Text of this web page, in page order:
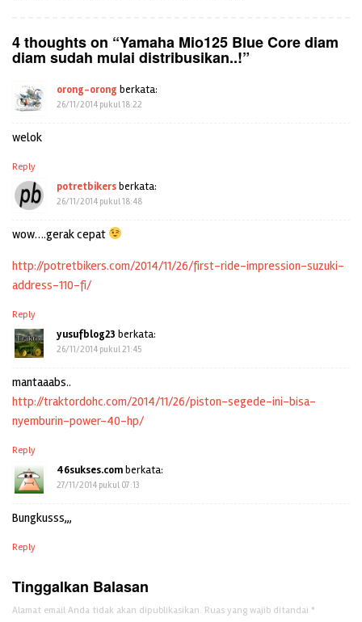
4 thoughts on “Yamaha Mio125 Blue Core diam
diam sudah mulai distribusikan..!”
orong-orong berkata:
26/11/2014 pukul 18:22
welok
Reply
potretbikersberkata:
26/11/2014 pukul 18:48
wow….gerak cepat
http://potretbikers.com/2014/11/26/first-ride-impression-suzuki-
address-110-fi/
Reply
yusufblog23 berkata:
26/11/2014 pukul 21:45
mantaaabs..
http://traktordohc.com/2014/11/26/piston-segede-ini-bisa-
nyemburin-power-40-hp/
Reply
46sukses.comberkata:
27/11/2014 pukul 07:13
Bungkusss,,,
Reply
Tinggalkan Balasan
Alamat email Anda tidak akan dipublikasikan. Ruas yang wajib ditandai *